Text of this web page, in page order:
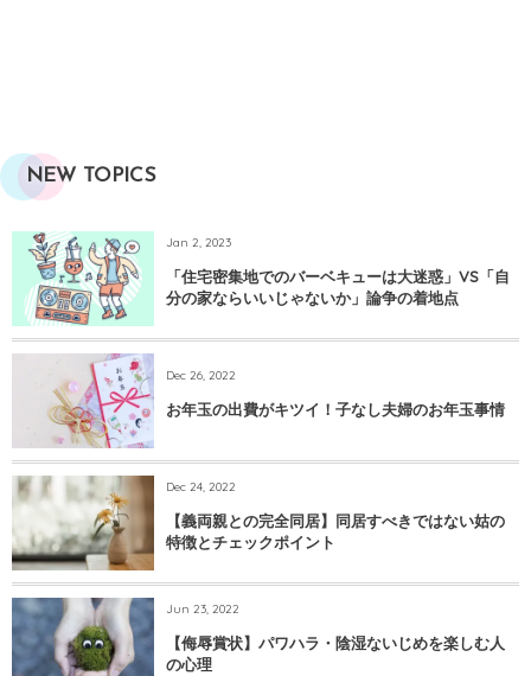
NEW TOPICS
Jan 2, 2023
「住宅密集地でのバーベキューは大迷惑」VS「自
分の家ならいいじゃないか」論争の着地点
Dec 26, 2022
お年玉の出費がキツイ！子なし夫婦のお年玉事情
Dec 24, 2022
【義両親との完全同居】同居すべきではない姑の
特徴とチェックポイント
Jun 23, 2022
【侮辱賞状】パワハラ・陰湿ないじめを楽しむ人
の心理